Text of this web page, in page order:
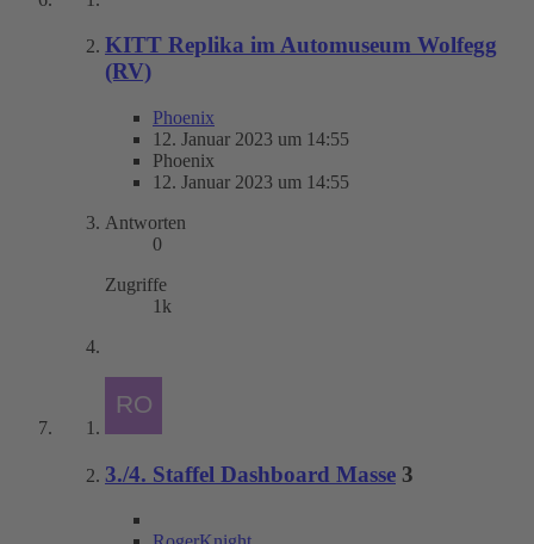
KITT Replika im Automuseum Wolfegg
(RV)
Phoenix
12. Januar 2023 um 14:55
Phoenix
12. Januar 2023 um 14:55
Antworten
0
Zugriffe
1k
3./4. Staffel Dashboard Masse 3